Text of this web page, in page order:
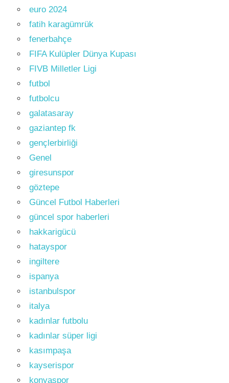
euro 2024
fatih karagümrük
fenerbahçe
FIFA Kulüpler Dünya Kupası
FIVB Milletler Ligi
futbol
futbolcu
galatasaray
gaziantep fk
gençlerbirliği
Genel
giresunspor
göztepe
Güncel Futbol Haberleri
güncel spor haberleri
hakkarigücü
hatayspor
ingiltere
ispanya
istanbulspor
italya
kadınlar futbolu
kadınlar süper ligi
kasımpaşa
kayserispor
konyaspor